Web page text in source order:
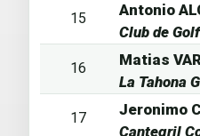
15
Antonio
Club de
16
Matias
La Tahona
17
Jeronimo
Cantegril